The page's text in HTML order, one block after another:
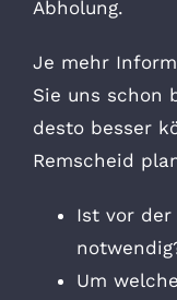
Abholung.
Je mehr
Sie uns schon
desto besser
Remscheid
Ist vor der
Um